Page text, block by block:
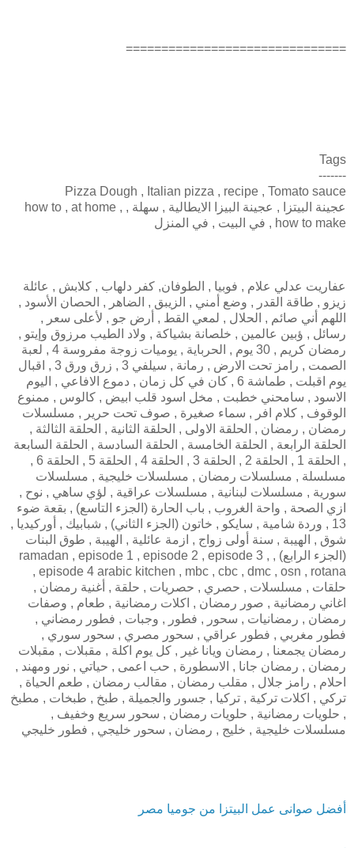
===============================
Tags
-------
Pizza Dough , Italian pizza , recipe , Tomato sauce
عجينة البيتزا , عجينة البيزا الايطالية , سهلة , how to , at home ,
how to make , في البيت , في المنزل
عفاريت عدلي علام , فوبيا , الطوفان, كفر دلهاب , كلابش , عائلة
زيزو , طاقة القدر , وضع أمني , الزيبق , الضاهر , الحصان الأسود ,
اللهم أني صائم , الحلال , لمعي القط , أرض جو , لأعلى سعر ,
رسائل , ؤبين عالمين , خلصانة بشياكة , ولاد الطيب مرزوق وإيتو ,
رمضان كريم , 30 يوم , الحرباية , يوميات زوجة مفروسة 4 , لعبة
الصمت , رامز تحت الارض , رمانة , سيلفي 3 , زرق ورق 3 , اقبال
يوم اقبلت , طماشة 6 , كان في كل زمان , دموع الافاعي , اليوم
الاسود , سامحني خطبت , مخل اسود قلب ابيض , كالوس , ممنوع
الوقوف , كلام افر , سماء صغيرة , صوف تحت حرير , مسلسلات
رمضان , رمضان , الحلقة الاولى , الحلقة الثانية , الحلقة الثالثة ,
الحلقة الرابعة , الحلقة الخامسة , الحلقة السادسة , الحلقة السابعة
, الحلقة 1 , الحلقة 2 , الحلقة 3 , الحلقة 4 , الحلقة 5 , الحلقة 6 ,
مسلسلة , مسلسلات رمضان , مسلسلات خليجية , مسلسلات
سورية , مسلسلات لبنانية , مسلسلات عراقية , لؤي ساهي , نوح ,
ازي الصحة , واحة الغروب , باب الحارة (الجزء التاسع) , بقعة ضوء
13 , وردة شامية , سايكو , خاتون (الجزء الثاني) , شبابيك , أوركيديا ,
شوق , الهيبة , سنة أولى زواج , ازمة عائلية , الهيبة , طوق البنات
(الجزء الرابع) , ramadan , episode 1 , episode 2 , episode 3 ,
episode 4 arabic kitchen , mbc , cbc , dmc , osn , rotana ,
حلقات , مسلسلات , حصري , حصريات , حلقة , أغنية رمضان ,
اغاني رمضانية , صور رمضان , اكلات رمضانية , طعام , وصفات
رمضان , رمضانيات , سحور , فطور , وجبات , فطور رمضاني ,
فطور مغربي , فطور عراقي , سحور مصري , سحور سوري ,
رمضان يجمعنا , رمضان ويانا غير , كل يوم اكلة , مقبلات , مقبلات
رمضان , رمضان جانا , الاسطورة , حب اعمى , حياتي , نور ومهند ,
احلام , رامز جلال , مقلب رمضان , مقالب رمضان , طعم الحياة ,
تركي , اكلات تركية , تركيا , جسور والجميلة , طبخ , طبخات , مطبخ
, حلويات رمضانية , حلويات رمضان , سحور سريع وخفيف ,
مسلسلات خليجية , خليج , رمضان , سحور خليجي , فطور خليجي
أفضل صوانى عمل البيتزا من جوميا مصر